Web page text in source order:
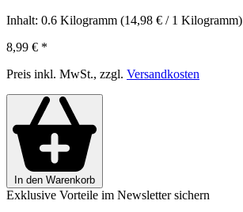
Inhalt: 0.6 Kilogramm (14,98 € / 1 Kilogramm)
8,99 € *
Preis inkl. MwSt., zzgl. Versandkosten
In den Warenkorb
Exklusive Vorteile im Newsletter sichern